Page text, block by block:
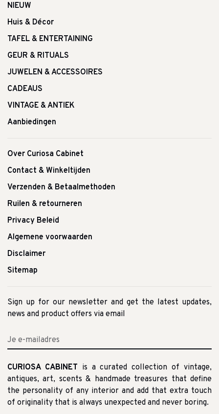
NIEUW
Huis & Décor
TAFEL & ENTERTAINING
GEUR & RITUALS
JUWELEN & ACCESSOIRES
CADEAUS
VINTAGE & ANTIEK
Aanbiedingen
Over Curiosa Cabinet
Contact & Winkeltijden
Verzenden & Betaalmethoden
Ruilen & retourneren
Privacy Beleid
Algemene voorwaarden
Disclaimer
Sitemap
Sign up for our newsletter and get the latest updates,
news and product offers via email
CURIOSA CABINET is a curated collection of vintage,
antiques, art, scents & handmade treasures that define
the personality of any interior and add that extra touch
of originality that is always unexpected and never boring.